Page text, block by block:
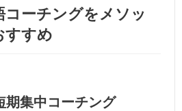
ーチングをメソッ
すすめ
期集中コーチング